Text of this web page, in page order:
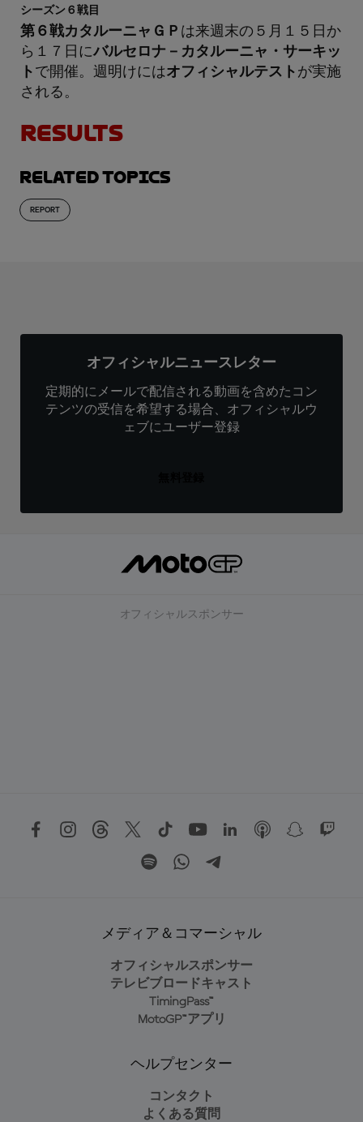
シーズン６戦目
第６戦カタルーニャＧＰ は来週末の５月１５日か
ら１７日にバルセロナ－カタルーニャ・サーキッ
ト で開催。週明けにはオフィシャルテスト が実施
される。
RESULTS
Related topics
REPORT
オフィシャルニュースレター
定期的にメールで配信される動画を含めたコン
テンツの受信を希望する場合、オフィシャルウ
ェブにユーザー登録
オフィシャルスポンサー
メディア＆コマーシャル
オフィシャルスポンサー
テレビブロードキャスト
TimingPass™
MotoGP™アプリ
ヘルプセンター
コンタクト
よくある質問